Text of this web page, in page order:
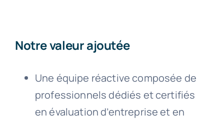
Notre valeur ajoutée
Une équipe réactive composée de
professionnels dédiés et certifiés
en évaluation d’entreprise et en